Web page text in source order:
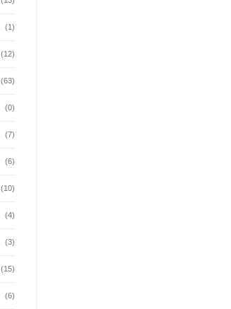
(1)
(12)
(63)
(0)
(7)
(6)
(10)
(4)
(3)
(15)
(6)